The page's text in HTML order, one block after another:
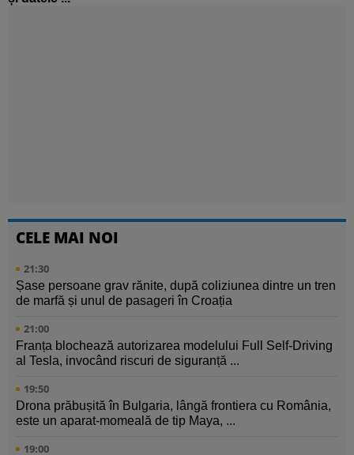
CELE MAI NOI
21:30
Șase persoane grav rănite, după coliziunea dintre un tren
de marfă și unul de pasageri în Croația
21:00
Franța blochează autorizarea modelului Full Self-Driving
al Tesla, invocând riscuri de siguranță ...
19:50
Drona prăbușită în Bulgaria, lângă frontiera cu România,
este un aparat-momeală de tip Maya, ...
19:00